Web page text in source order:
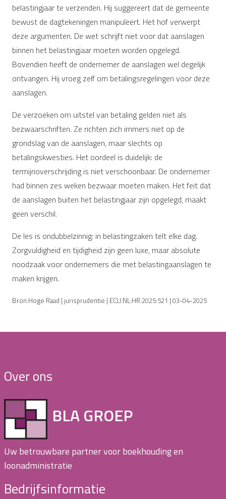
belastingjaar te verzenden. Hij suggereert dat de gemeente
bewust de dagtekeningen manipuleert. Het hof verwerpt
deze argumenten. De wet schrijft niet voor dat aanslagen
binnen het belastingjaar moeten worden opgelegd.
Bovendien heeft de ondernemer de aanslagen wel degelijk
ontvangen. Hij vroeg zelf om betalingsregelingen voor deze
aanslagen.
De verzoeken om uitstel van betaling gelden niet als
bezwaarschriften. Ze richten zich immers niet op de
grondslag van de aanslagen, maar slechts op
betalingskwesties. Het oordeel is duidelijk: de
termijnoverschrijding is niet verschoonbaar. De ondernemer
had binnen zes weken bezwaar moeten maken. Het feit dat
de aanslagen buiten het belastingjaar zijn opgelegd, maakt
geen verschil.
De les is ondubbelzinnig: in belastingzaken telt elke dag.
Zorgvuldigheid en tijdigheid zijn geen luxe, maar absolute
noodzaak voor ondernemers die met belastingaanslagen te
maken krijgen.
Bron:Hoge Raad | jurisprudentie | ECLI:NL:HR:2025:521 | 03-04-2025
Over ons
BLA GROEP
Uw betrouwbare partner voor boekhouding en
loonadministratie
Bedrijfsinformatie